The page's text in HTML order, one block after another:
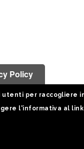
Policy
per
l'informativa al